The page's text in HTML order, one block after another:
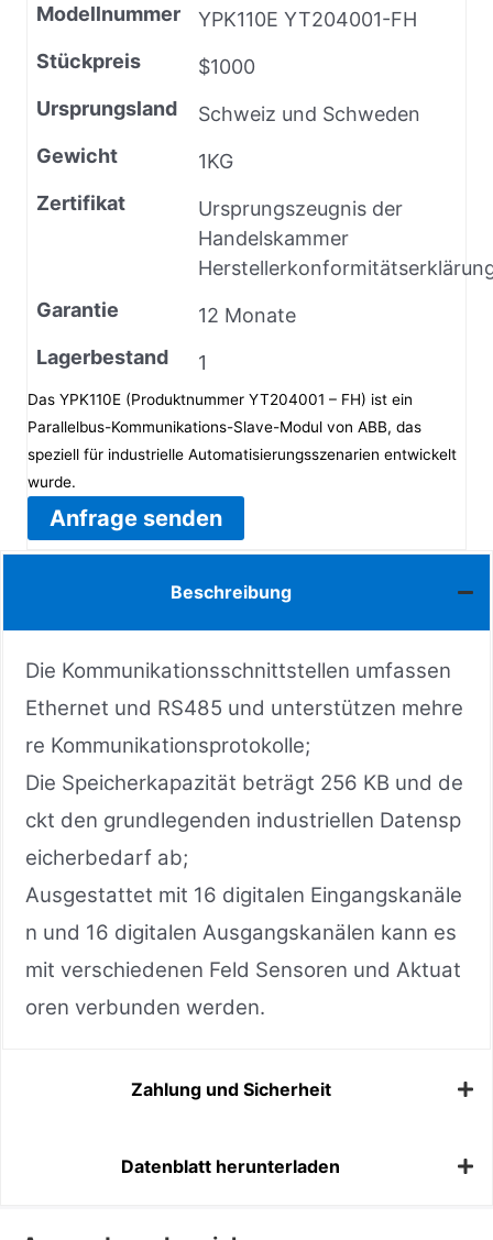
Modellnummer
YPK110E YT204001-FH
Stückpreis
$1000
Ursprungsland
Schweiz und Schweden
Gewicht
1KG
Zertifikat
Ursprungszeugnis der
Handelskammer
Garantie
12 Monate
Lagerbestand
1
Das YPK110E (Produktnummer YT204001 – FH) ist ein
Parallelbus-Kommunikations-Slave-Modul von ABB, das
speziell für industrielle Automatisierungsszenarien entwickelt
wurde.
Anfrage senden
Beschreibung
Die Kommunikationsschnittstellen umfassen
Ethernet und RS485 und unterstützen mehre
re Kommunikationsprotokolle;
Die Speicherkapazität beträgt 256 KB und de
ckt den grundlegenden industriellen Datensp
eicherbedarf ab;
Ausgestattet mit 16 digitalen Eingangskanäle
n und 16 digitalen Ausgangskanälen kann es
mit verschiedenen Feld Sensoren und Aktuat
oren verbunden werden.
Zahlung und Sicherheit
Datenblatt herunterladen